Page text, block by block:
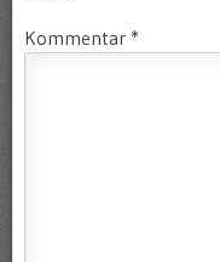
Kommentar *